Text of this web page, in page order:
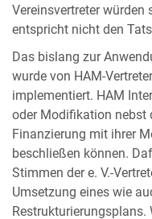
Vereinsvertreter würden
entspricht nicht den
Das bislang zur
wurde von HAM-
implementiert. HAM
oder Modifikation nebst
Finanzierung mit ihrer
beschließen können.
Stimmen der e. V.-
Umsetzung eines wie
Restrukturierungsplans.